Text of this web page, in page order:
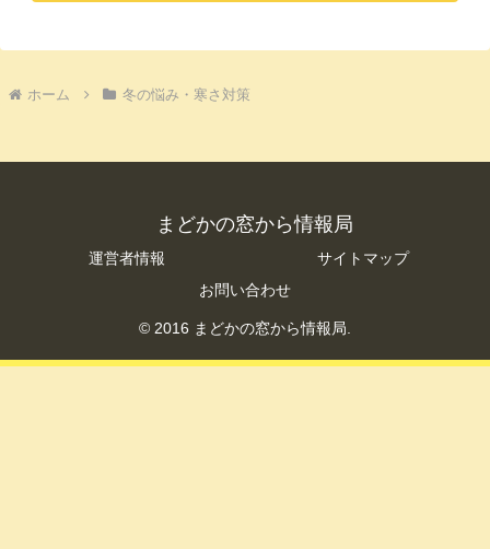
ホーム 冬の悩み・寒さ対策
まどかの窓から情報局
運営者情報
サイトマップ
お問い合わせ
© 2016 まどかの窓から情報局.